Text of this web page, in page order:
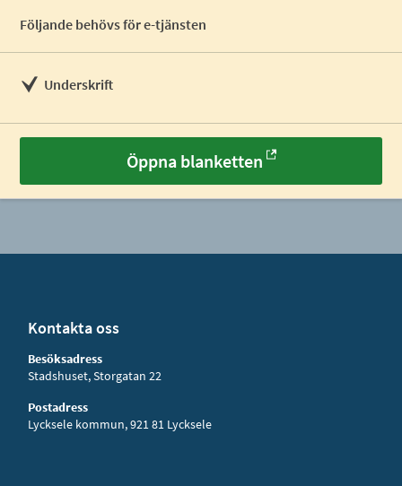
Följande behövs för e-tjänsten
Underskrift
Öppna blanketten
Kontakta oss
Besöksadress
Stadshuset, Storgatan 22
Postadress
Lycksele kommun, 921 81 Lycksele